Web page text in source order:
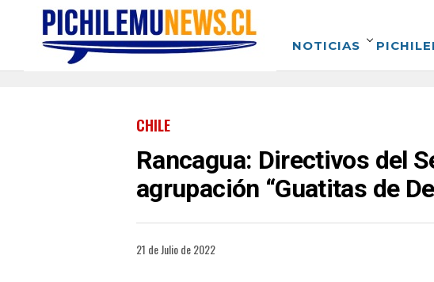
NOTICIAS
CHILE
Rancagua: Directivos del
agrupación “Guatitas de
21 de Julio de 2022